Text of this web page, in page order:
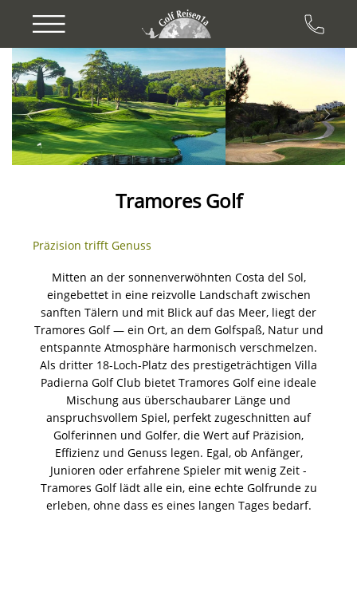
Previous Next
Tramores Golf
Präzision trifft Genuss
Mitten an der sonnenverwöhnten Costa del Sol,
eingebettet in eine reizvolle Landschaft zwischen
sanften Tälern und mit Blick auf das Meer, liegt der
Tramores Golf — ein Ort, an dem Golfspaß, Natur und
entspannte Atmosphäre harmonisch verschmelzen.
Als dritter 18-Loch-Platz des prestigeträchtigen Villa
Padierna Golf Club bietet Tramores Golf eine ideale
Mischung aus überschaubarer Länge und
anspruchsvollem Spiel, perfekt zugeschnitten auf
Golferinnen und Golfer, die Wert auf Präzision,
Effizienz und Genuss legen. Egal, ob Anfänger,
Junioren oder erfahrene Spieler mit wenig Zeit -
Tramores Golf lädt alle ein, eine echte Golfrunde zu
erleben, ohne dass es eines langen Tages bedarf.